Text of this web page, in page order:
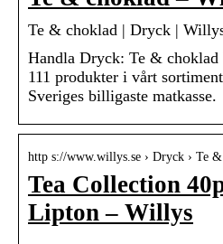
Te & choklad | Dryck |
Handla Dryck: Te &
111 produkter i vårt
Sveriges billigaste matkasse.
http s://www.willys.se › Dryck › Te
Tea Collection
Lipton – Willys